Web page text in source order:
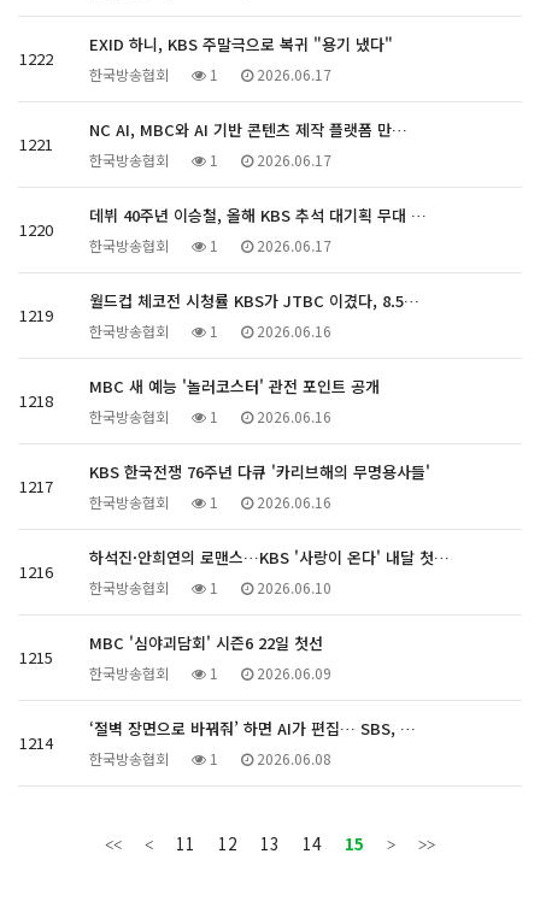
1222
EXID 하니, KBS 주말극으로 복귀 "용기 냈다"
한국방송협회 1 2026.06.17
1221
NC AI, MBC와 AI 기반 콘텐츠 제작 플랫폼 만…
한국방송협회 1 2026.06.17
1220
데뷔 40주년 이승철, 올해 KBS 추석 대기획 무대 …
한국방송협회 1 2026.06.17
1219
월드컵 체코전 시청률 KBS가 JTBC 이겼다, 8.5…
한국방송협회 1 2026.06.16
1218
MBC 새 예능 '놀러코스터' 관전 포인트 공개
한국방송협회 1 2026.06.16
1217
KBS 한국전쟁 76주년 다큐 '카리브해의 무명용사들'
한국방송협회 1 2026.06.16
1216
하석진·안희연의 로맨스…KBS '사랑이 온다' 내달 첫…
한국방송협회 1 2026.06.10
1215
MBC '심야괴담회' 시즌6 22일 첫선
한국방송협회 1 2026.06.09
1214
‘절벽 장면으로 바꿔줘’ 하면 AI가 편집… SBS, …
한국방송협회 1 2026.06.08
11 12 13 14 15